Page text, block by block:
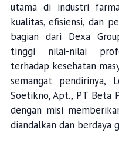
utama di industri
kualitas, efisiensi, dan
bagian dari Dexa
tinggi nilai-nilai
terhadap kesehatan
semangat pendirinya,
Soetikno, Apt., PT Beta
dengan misi
diandalkan dan berdaya